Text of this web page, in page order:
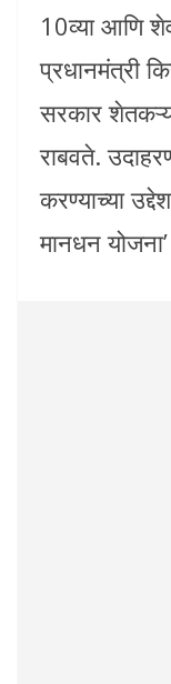
10व्या आणि
प्रधानमंत्री
सरकार
राबवते.
करण्याच्या
मानधन